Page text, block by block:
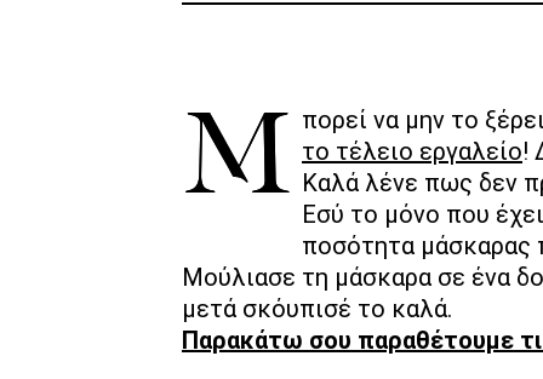
Μπορεί να μην το
το τέλειο εργαλείο!
Καλά λένε πως δεν
Εσύ το μόνο που
ποσότητα μάσκαρας
Μούλιασε τη μάσκαρα σε ένα
μετά σκόυπισέ το καλά.
Παρακάτω σου παραθέτουμε